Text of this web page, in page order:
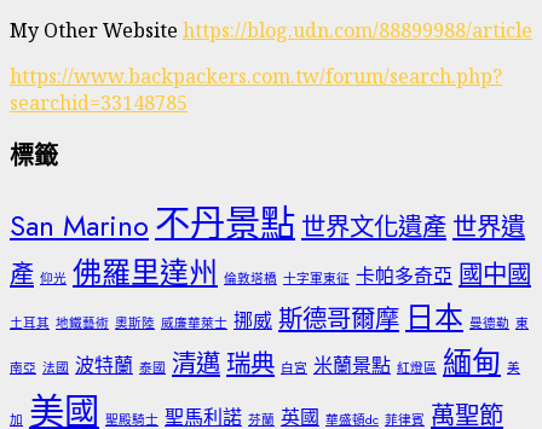
My Other Website https://blog.udn.com/88899988/article
https://www.backpackers.com.tw/forum/search.php?
searchid=33148785
標籤
San Marino 不丹景點 世界文化遺產 世界遺
產 仰光 佛羅里達州 倫敦塔橋 十字軍東征 卡帕多奇亞 國中國
土耳其 地鐵藝術 奧斯陸 威廉華萊士 挪威 斯德哥爾摩 日本 曼德勒 東
南亞 法國 波特蘭 泰國 清邁 瑞典 白宮 米蘭景點 紅燈區 緬甸 美
加 美國 聖殿騎士 聖馬利諾 芬蘭 英國 華盛頓dc 菲律賓 萬聖節